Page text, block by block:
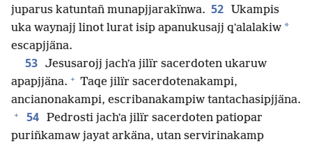
juparus katuntañ munapjjarakïnwa. 52
Ukampis
uka waynajj linot lurat isip apanukusajj qʼalalakiw *
escapjjäna.
53 Jesusarojj jachʼa jilïr sacerdoten ukaruw
apapjjäna. + Taqe jilïr sacerdotenakampi,
ancianonakampi, escribanakampiw tantachasipjjäna.
+ 54 Pedrosti jachʼa jilïr sacerdoten patiopar
puriñkamaw jayat arkäna, utan servirinakamp